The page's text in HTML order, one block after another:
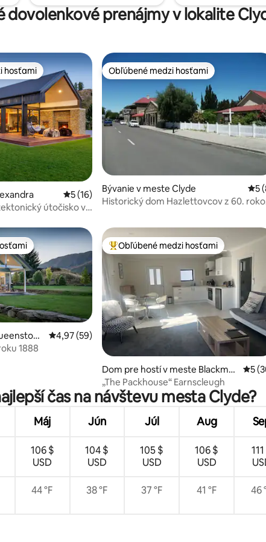
dovolenkové prenájmy v lokalite
počet hodnotení: 32
hosťami
hosťami
Priemerné ohodnotenie 5 z 5, počet hodnotení:
5 (16)
útočisko v
Obľúbené medzi hosťami
Obľúbené medzi hosťami
Bývanie v meste Clyde
5
Historický dom Hazlettovcov z 60.
hodnotení: 82
Priemerné ohodnotenie 4,97 z 5, počet hodnotení:
4,97 (59)
1888
Najobľúbenejšie medzi hosťami
Obľúbené medzi hosťami
Dom pre hostí v meste Blackma
ns
5
„The Packhouse“ Earnscleugh
čas na návštevu mesta Clyde?
Máj Jún Júl Aug
106 $
USD
104 $
USD
105 $
USD
106 $
USD
44 °F 38 °F 37 °F 41 °F 46